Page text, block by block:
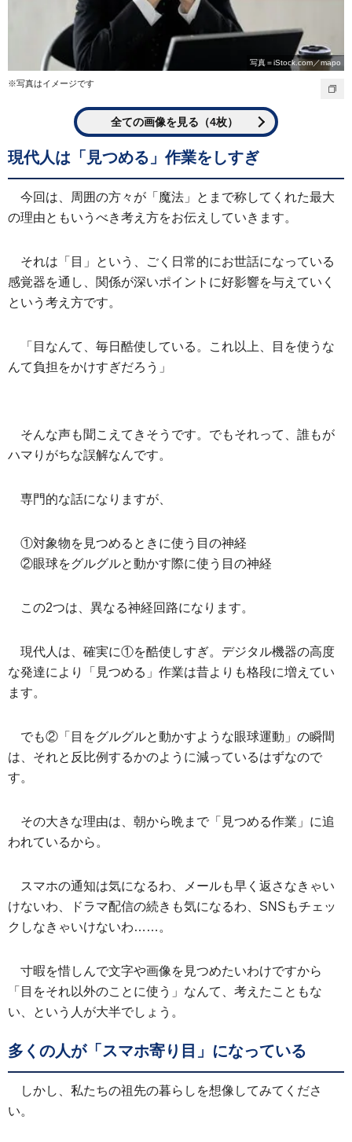
写真＝iStock.com／mapo
※写真はイメージです
全ての画像を見る（4枚）
現代人は「見つめる」作業をしすぎ
今回は、周囲の方々が「魔法」とまで称してくれた最大
の理由ともいうべき考え方をお伝えしていきます。
それは「目」という、ごく日常的にお世話になっている
感覚器を通し、関係が深いポイントに好影響を与えていく
という考え方です。
「目なんて、毎日酷使している。これ以上、目を使うな
んて負担をかけすぎだろう」
そんな声も聞こえてきそうです。でもそれって、誰もが
ハマりがちな誤解なんです。
専門的な話になりますが、
①対象物を見つめるときに使う目の神経
②眼球をグルグルと動かす際に使う目の神経
この2つは、異なる神経回路になります。
現代人は、確実に①を酷使しすぎ。デジタル機器の高度
な発達により「見つめる」作業は昔よりも格段に増えてい
ます。
でも②「目をグルグルと動かすような眼球運動」の瞬間
は、それと反比例するかのように減っているはずなので
す。
その大きな理由は、朝から晩まで「見つめる作業」に追
われているから。
スマホの通知は気になるわ、メールも早く返さなきゃい
けないわ、ドラマ配信の続きも気になるわ、SNSもチェッ
クしなきゃいけないわ……。
寸暇を惜しんで文字や画像を見つめたいわけですから
「目をそれ以外のことに使う」なんて、考えたこともな
い、という人が大半でしょう。
多くの人が「スマホ寄り目」になっている
しかし、私たちの祖先の暮らしを想像してみてくださ
い。